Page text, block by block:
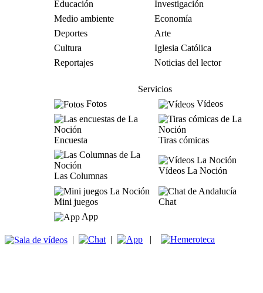
Educación
Investigación
Medio ambiente
Economía
Deportes
Arte
Cultura
Iglesia Católica
Reportajes
Noticias del lector
Servicios
Fotos
Vídeos
Encuesta Tiras cómicas
Las Columnas
Vídeos La Noción
Mini juegos
Chat
App
| | |